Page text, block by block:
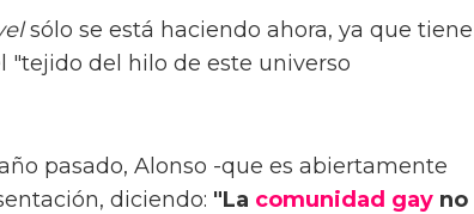
sólo se está haciendo ahora, ya que tiene
del hilo de este universo
pasado, Alonso -que es abiertamente
diciendo: "La comunidad gay no